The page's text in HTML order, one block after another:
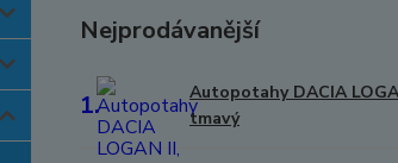
Nejprodávanější
1.
Autopotahy DACIA
tmavý